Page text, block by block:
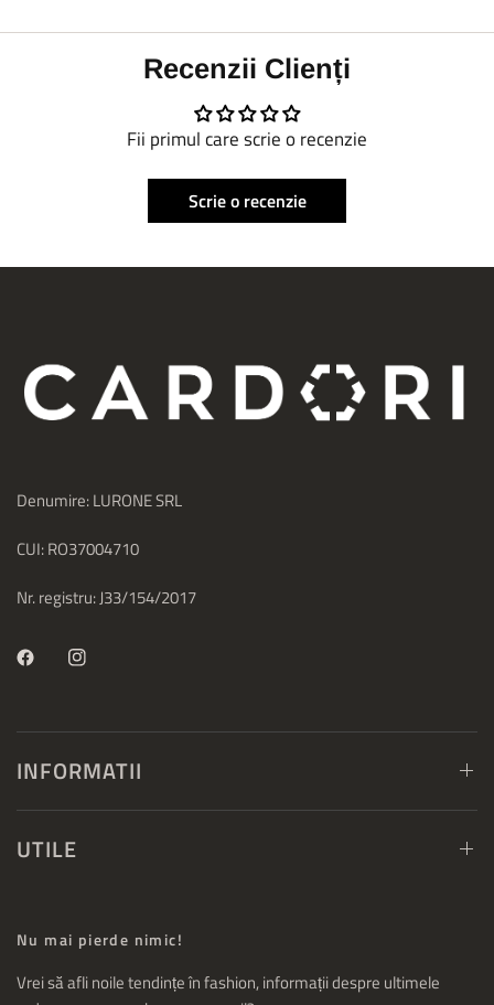
Recenzii Clienți
Fii primul care scrie o recenzie
Scrie o recenzie
Denumire: LURONE SRL
CUI: RO37004710
Nr. registru: J33/154/2017
INFORMATII
UTILE
Nu mai pierde nimic!
Vrei să afli noile tendințe în fashion, informații despre ultimele